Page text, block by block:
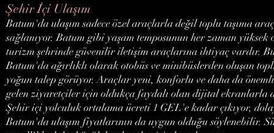
Şehir İçi Ulaşım
Batum'da ulaşım sadece özel araçlarla değil toplu taşıma
sağlanıyor. Batum gibi yaşam temposunun her zaman
turizm şehrinde güvenilir iletişim araçlarına ihtiyaç vardır.
Batum'da ağırlıklı olarak otobüs ve minibüslerden oluşan
yoğun talep görüyor. Araçlar yeni, konforlu ve daha da
gelen ziyaretçiler için oldukça faydalı olan dijital ekranlarla
Şehir içi yolculuk ortalama ücreti 1 GEL'e kadar çıkıyor,
Batum'da ulaşım fiyatlarının da uygun olduğu söylenebilir.